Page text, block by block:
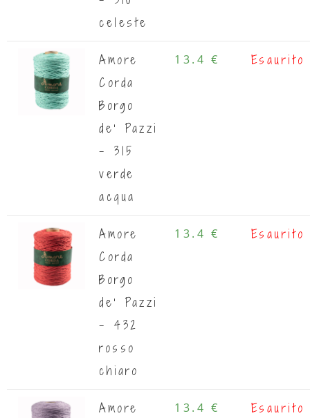
celeste
Amore
Corda
Borgo
de' Pazzi
- 315
verde
acqua
13.4 € Esaurito
Amore
Corda
Borgo
de' Pazzi
- 432
rosso
chiaro
13.4 € Esaurito
Amore
13.4 € Esaurito